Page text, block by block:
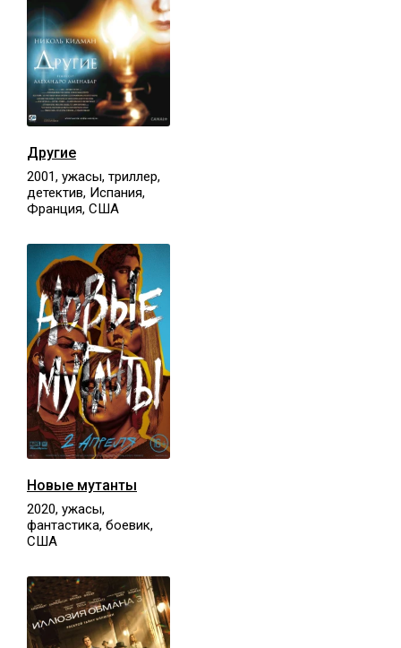
Другие
2001, ужасы, триллер,
детектив, Испания,
Франция, США
Новые мутанты
2020, ужасы,
фантастика, боевик,
США